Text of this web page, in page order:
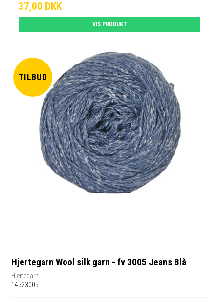
37,00 DKK
VIS PRODUKT
TILBUD
Hjertegarn Wool silk garn - fv 3005 Jeans Blå
Hjertegarn
14523005